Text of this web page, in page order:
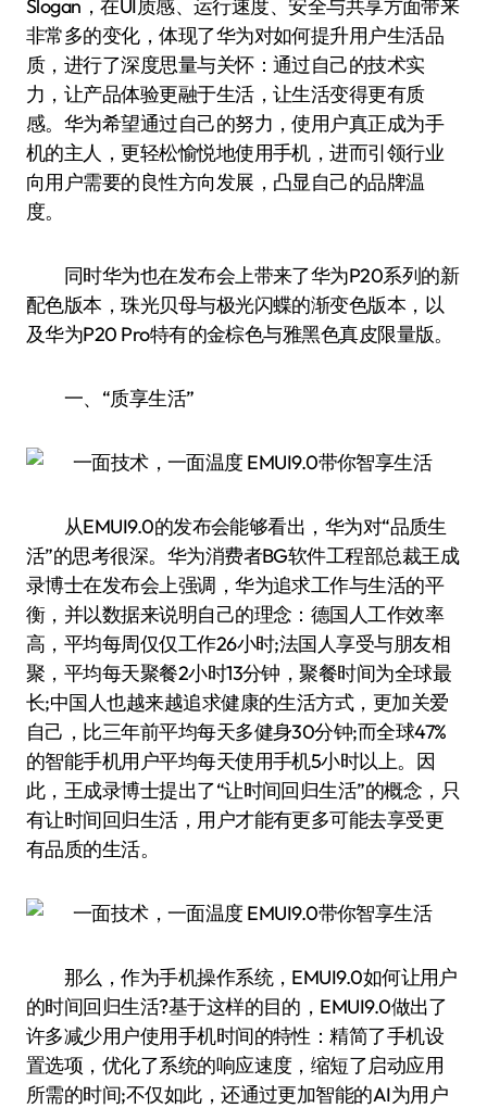
Slogan，在UI质感、运行速度、安全与共享方面带来
非常多的变化，体现了华为对如何提升用户生活品
质，进行了深度思量与关怀：通过自己的技术实
力，让产品体验更融于生活，让生活变得更有质
感。华为希望通过自己的努力，使用户真正成为手
机的主人，更轻松愉悦地使用手机，进而引领行业
向用户需要的良性方向发展，凸显自己的品牌温
度。
同时华为也在发布会上带来了华为P20系列的新
配色版本，珠光贝母与极光闪蝶的渐变色版本，以
及华为P20 Pro特有的金棕色与雅黑色真皮限量版。
一、“质享生活”
从EMUI9.0的发布会能够看出，华为对“品质生
活”的思考很深。华为消费者BG软件工程部总裁王成
录博士在发布会上强调，华为追求工作与生活的平
衡，并以数据来说明自己的理念：德国人工作效率
高，平均每周仅仅工作26小时;法国人享受与朋友相
聚，平均每天聚餐2小时13分钟，聚餐时间为全球最
长;中国人也越来越追求健康的生活方式，更加关爱
自己，比三年前平均每天多健身30分钟;而全球47%
的智能手机用户平均每天使用手机5小时以上。因
此，王成录博士提出了“让时间回归生活”的概念，只
有让时间回归生活，用户才能有更多可能去享受更
有品质的生活。
那么，作为手机操作系统，EMUI9.0如何让用户
的时间回归生活?基于这样的目的，EMUI9.0做出了
许多减少用户使用手机时间的特性：精简了手机设
置选项，优化了系统的响应速度，缩短了启动应用
所需的时间;不仅如此，还通过更加智能的AI为用户